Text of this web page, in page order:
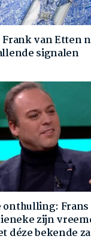
van Etten
signalen
onthulling: Frans
zijn
déze bekende